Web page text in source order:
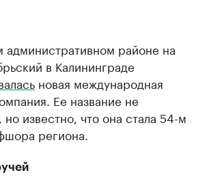
административном районе на
в Калининграде
новая международная
Ее название не
известно, что она стала 54-м
региона.